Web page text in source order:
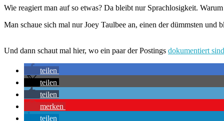
Wie reagiert man auf so etwas? Da bleibt nur Sprachlosigkeit.
Man schaue sich mal nur Joey Taulbee an, einen der dümmsten und
Und dann schaut mal hier, wo ein paar der Postings dokumentiert sind
teilen
teilen
teilen
merken
teilen